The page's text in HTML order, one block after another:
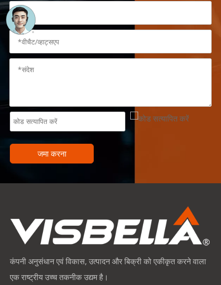
जमा करना
कंपनी अनुसंधान एवं विकास, उत्पादन और बिक्री को एकीकृत करने वाला
एक राष्ट्रीय उच्च तकनीक उद्यम है।